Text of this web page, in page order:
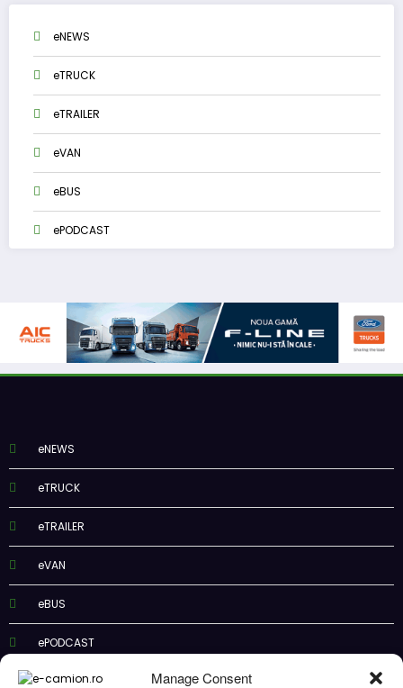
Manage Consent
eNEWS
eTRUCK
eTRAILER
eVAN
eBUS
ePODCAST
eNEWS
eTRUCK
eTRAILER
eVAN
eBUS
ePODCAST